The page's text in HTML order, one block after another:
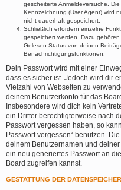
gescheiterte Anmeldeversuche.
Kennzeichnung (User Agent) wird
nicht dauerhaft gespeichert.
Schließlich erfordern einzelne
gespeichert werden. Dazu
Gelesen-Status von deinen
Benachrichtigungsfunktionen.
Dein Passwort wird mit einer
dass es sicher ist. Jedoch wird dir
Vielzahl von Webseiten zu
deinem Benutzerkonto für das
Insbesondere wird dich kein
ein Dritter berechtigterweise nach
Passwort vergessen haben, so
Passwort vergessen“ benutzen.
deinem Benutzernamen und
ein neu generiertes Passwort an
Board zugreifen kannst.
GESTATTUNG DER